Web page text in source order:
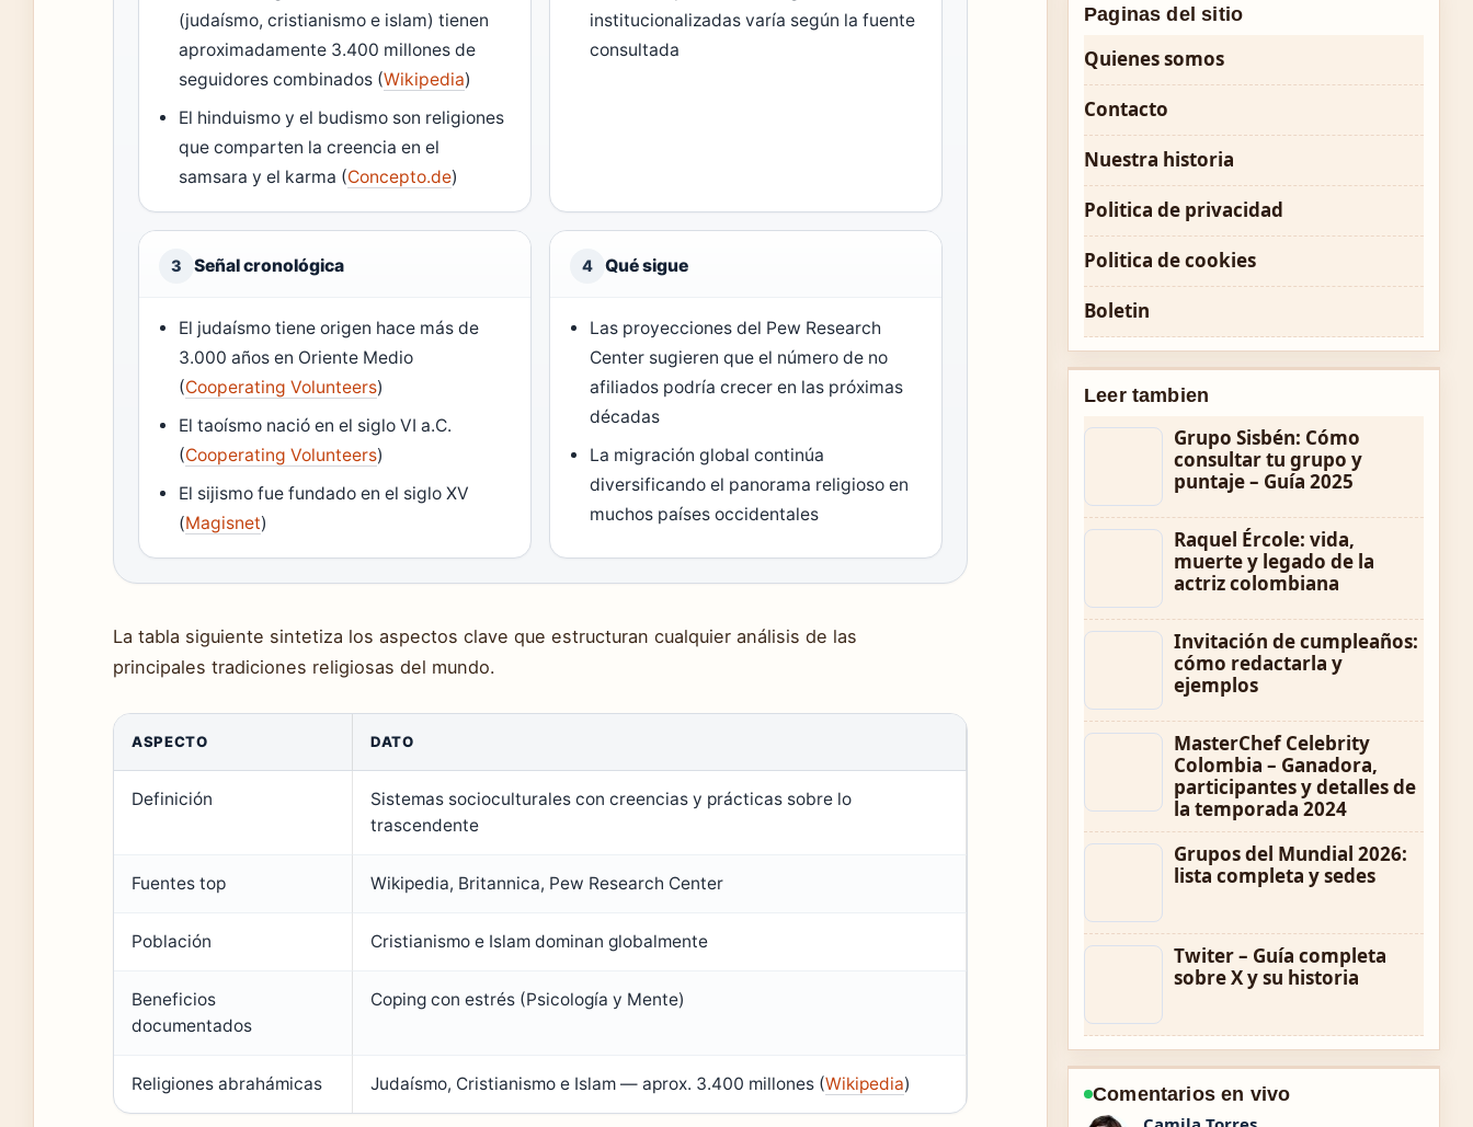
(judaísmo, cristianismo e islam) tienen
aproximadamente 3.400 millones de
seguidores combinados (Wikipedia)
El hinduismo y el budismo son religiones
que comparten la creencia en el
samsara y el karma (Concepto.de)
institucionalizadas varía según la fuente
consultada
3 Señal cronológica
El judaísmo tiene origen hace más de
3.000 años en Oriente Medio
(Cooperating Volunteers)
El taoísmo nació en el siglo VI a.C.
(Cooperating Volunteers)
El sijismo fue fundado en el siglo XV
(Magisnet)
4 Qué sigue
Las proyecciones del Pew Research
Center sugieren que el número de no
afiliados podría crecer en las próximas
décadas
La migración global continúa
diversificando el panorama religioso en
muchos países occidentales
La tabla siguiente sintetiza los aspectos clave que estructuran cualquier análisis de las
principales tradiciones religiosas del mundo.
ASPECTO DATO
Definición
Sistemas socioculturales con creencias y prácticas sobre lo
trascendente
Fuentes top Wikipedia, Britannica, Pew Research Center
Población Cristianismo e Islam dominan globalmente
Beneficios
documentados
Coping con estrés (Psicología y Mente)
Religiones abrahámicas Judaísmo, Cristianismo e Islam — aprox. 3.400 millones (Wikipedia)
Paginas del sitio
Quienes somos
Contacto
Nuestra historia
Politica de privacidad
Politica de cookies
Boletin
Leer tambien
Grupo Sisbén: Cómo
consultar tu grupo y
puntaje – Guía 2025
Raquel Ércole: vida,
muerte y legado de la
actriz colombiana
Invitación de cumpleaños:
cómo redactarla y
ejemplos
MasterChef Celebrity
Colombia – Ganadora,
participantes y detalles de
la temporada 2024
Grupos del Mundial 2026:
lista completa y sedes
Twiter – Guía completa
sobre X y su historia
Comentarios en vivo